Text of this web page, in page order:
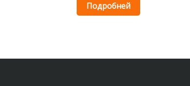
Подробней